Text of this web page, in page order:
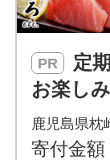
PR
お楽し
定期便(
豚・鮪
鹿児島県枕
寄付金額